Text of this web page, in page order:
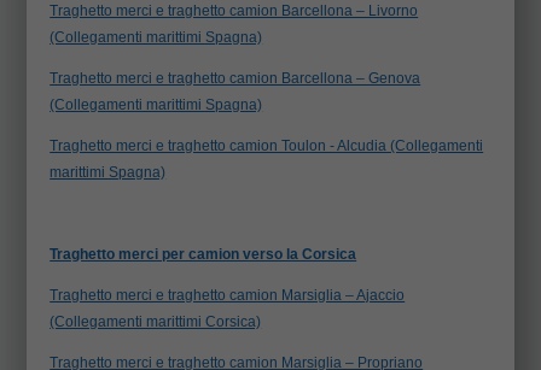
Traghetto merci e traghetto camion Barcellona – Livorno
(Collegamenti marittimi Spagna)
Traghetto merci e traghetto camion Barcellona – Genova
(Collegamenti marittimi Spagna)
Traghetto merci e traghetto camion Toulon - Alcudia (Collegamenti
marittimi Spagna)
Traghetto merci per camion verso la Corsica
Traghetto merci e traghetto camion Marsiglia – Ajaccio
(Collegamenti marittimi Corsica)
Traghetto merci e traghetto camion Marsiglia – Propriano